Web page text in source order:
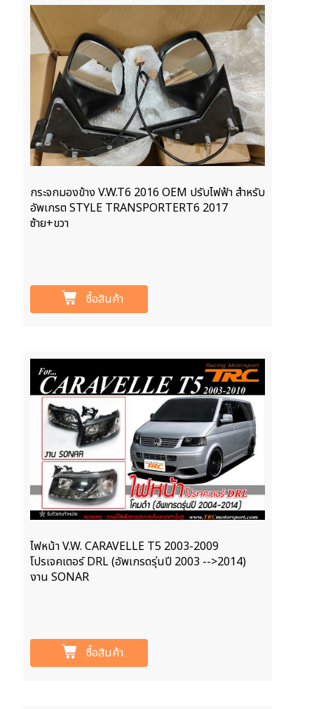
กระจกมองข้าง V.W.T6 2016 OEM ปรับไฟฟ้า สำหรับ
อัพเกรต STYLE TRANSPORTERT6 2017
ซ้าย+ขวา
ซื้อสินค้า
ไฟหน้า V.W. CARAVELLE T5 2003-2009
โปรเจคเตอร์ DRL (อัพเกรดรุ่นปี 2003 -->2014)
งาน SONAR
ซื้อสินค้า